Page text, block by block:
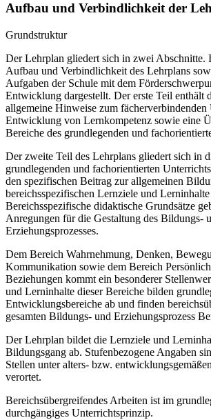
Aufbau und Verbindlichkeit der
Grundstruktur
Der Lehrplan gliedert sich in zwei Abschnitte.
Aufbau und Verbindlichkeit des Lehrplans
Aufgaben der Schule mit dem
Entwicklung dargestellt. Der erste Teil enthält
allgemeine Hinweise zum
Entwicklung von Lernkompetenz sowie eine
Bereiche des grundlegenden und
Der zweite Teil des Lehrplans gliedert sich in
grundlegenden und fachorientierten
den spezifischen Beitrag zur allgemeinen
bereichsspezifischen Lernziele und Lerninhalte
Bereichsspezifische didaktische Grundsätze
Anregungen für die Gestaltung des Bildungs-
Erziehungsprozesses.
Dem Bereich Wahrnehmung, Denken,
Kommunikation sowie dem Bereich
Beziehungen kommt ein besonderer
und Lerninhalte dieser Bereiche bilden
Entwicklungsbereiche ab und finden
gesamten Bildungs- und Erziehungsprozess
Der Lehrplan bildet die Lernziele und
Bildungsgang ab. Stufenbezogene Angaben
Stellen unter alters- bzw.
verortet.
Bereichsübergreifendes Arbeiten ist im
durchgängiges Unterrichtsprinzip.